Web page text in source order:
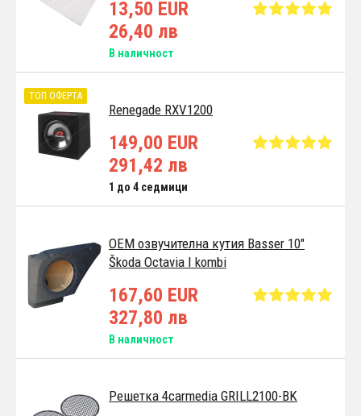
13,50 EUR
26,40 лв
В наличност
Renegade RXV1200
ТОП ОФЕРТА
149,00 EUR
291,42 лв
1 до 4 седмици
OEM озвучителна кутия Basser 10"
Škoda Octavia I kombi
167,60 EUR
327,80 лв
В наличност
Решетка 4carmedia GRILL2100-BK